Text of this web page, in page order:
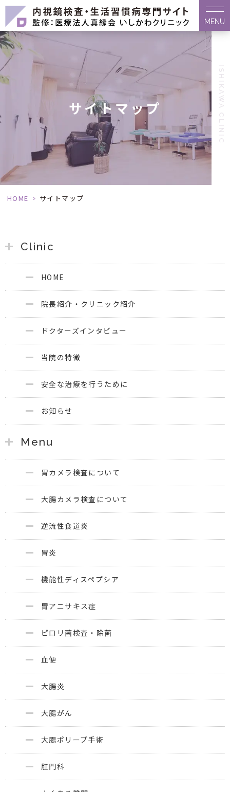
MENU
ISHIKAWA CLINIC
サイトマップ
HOME > サイトマップ
Clinic
HOME
院長紹介・クリニック紹介
ドクターズインタビュー
当院の特徴
安全な治療を行うために
お知らせ
Menu
胃カメラ検査について
大腸カメラ検査について
逆流性食道炎
胃炎
機能性ディスペプシア
胃アニサキス症
ピロリ菌検査・除菌
血便
大腸炎
大腸がん
大腸ポリープ手術
肛門科